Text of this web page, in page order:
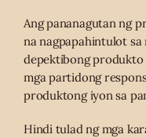
Ang pananagutan ng
na nagpapahintulot sa
depektibong produkto
mga partidong
produktong iyon sa
Hindi tulad ng mga